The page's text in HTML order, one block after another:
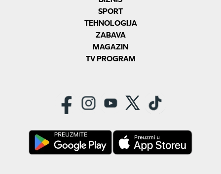
SPORT
TEHNOLOGIJA
ZABAVA
MAGAZIN
TV PROGRAM